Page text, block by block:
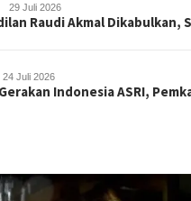
29 Juli 2026
Raudi Akmal Dikabulkan,
24 Juli 2026
Indonesia ASRI,